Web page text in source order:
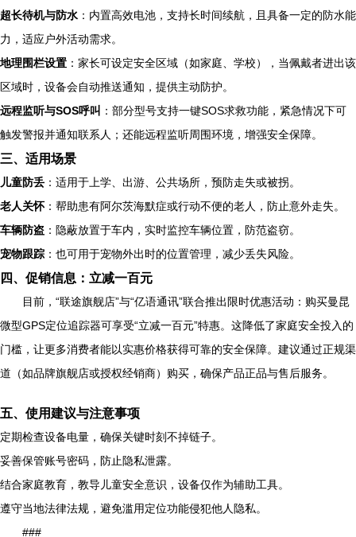
超长待机与防水 ：内置高效电池，支持长时间续航，且具备一定的防水能
力，适应户外活动需求。
地理围栏设置 ：家长可设定安全区域（如家庭、学校），当佩戴者进出该
区域时，设备会自动推送通知，提供主动防护。
远程监听与SOS呼叫 ：部分型号支持一键SOS求救功能，紧急情况下可
触发警报并通知联系人；还能远程监听周围环境，增强安全保障。
三、适用场景
儿童防丢 ：适用于上学、出游、公共场所，预防走失或被拐。
老人关怀：帮助患有阿尔茨海默症或行动不便的老人，防止意外走失。
车辆防盗 ：隐蔽放置于车内，实时监控车辆位置，防范盗窃。
宠物跟踪 ：也可用于宠物外出时的位置管理，减少丢失风险。
四、促销信息：立减一百元
目前，“联途旗舰店”与“亿语通讯”联合推出限时优惠活动：购买曼昆
微型GPS定位追踪器可享受“立减一百元”特惠。这降低了家庭安全投入的
门槛，让更多消费者能以实惠价格获得可靠的安全保障。建议通过正规渠
道（如品牌旗舰店或授权经销商）购买，确保产品正品与售后服务。
五、使用建议与注意事项
定期检查设备电量，确保关键时刻不掉链子。
妥善保管账号密码，防止隐私泄露。
结合家庭教育，教导儿童安全意识，设备仅作为辅助工具。
遵守当地法律法规，避免滥用定位功能侵犯他人隐私。
###